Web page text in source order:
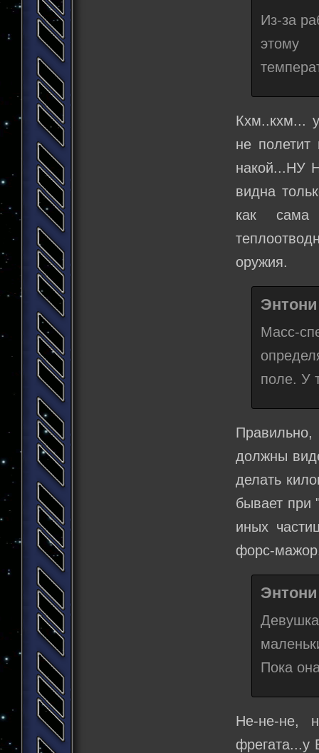
Из-за
этому
Кхм..кхм...
не
накой...НУ
видна
как сама
оружия.
Масс-
поле. У
должны
делать
бывает при
иных
форс-
Пока
Не-не-не,
фрегата...у